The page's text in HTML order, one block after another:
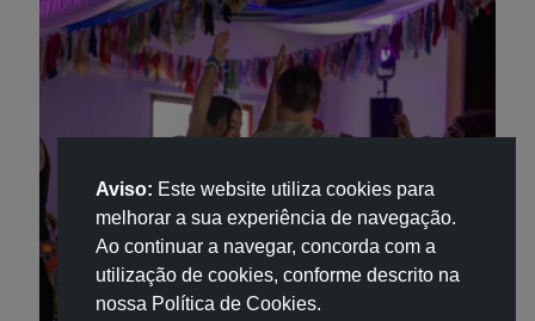
Aviso: Este website utiliza cookies para
melhorar a sua experiência de navegação.
Ao continuar a navegar, concorda com a
utilização de cookies, conforme descrito na
nossa Política de Cookies.